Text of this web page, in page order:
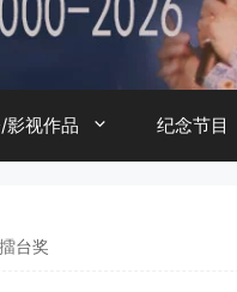
影视作品 纪念节目
台奖